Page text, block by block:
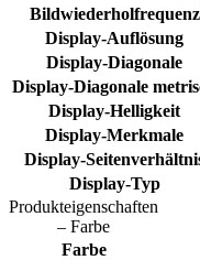
Bildwiederholfrequenz
Display-Auflösung
Display-Diagonale
Display-Diagonale
Display-Helligkeit
Display-Merkmale
Display-
Display-Typ
Produkteigenschaften
– Farbe
Farbe